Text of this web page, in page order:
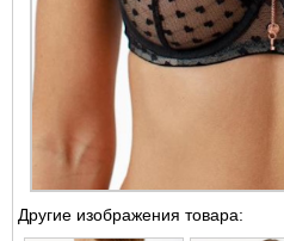
Другие изображения товара: